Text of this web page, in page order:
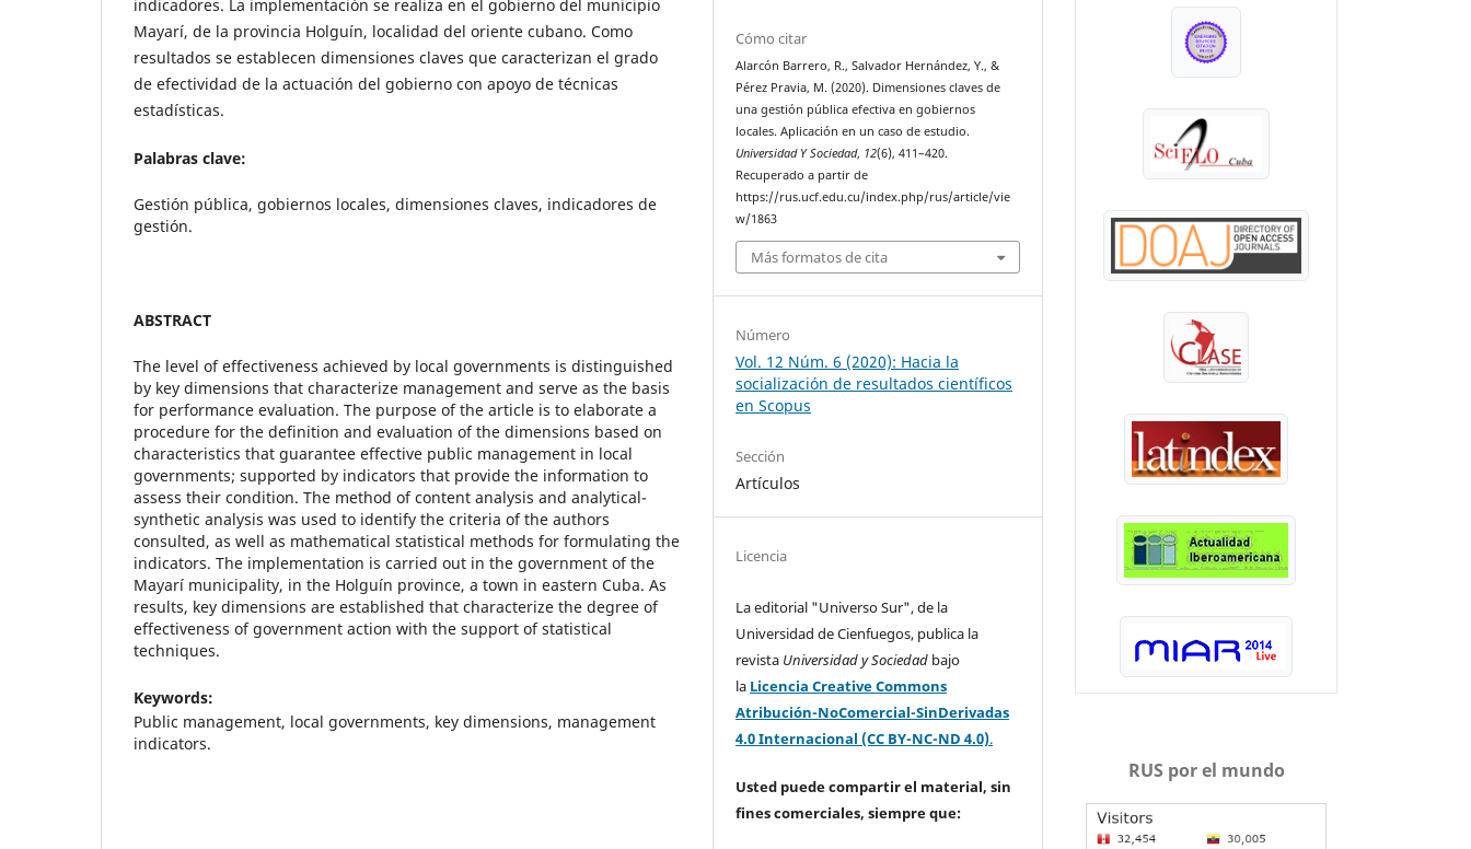
indicadores. La implementación se realiza en el gobierno del municipio
Mayarí, de la provincia Holguín, localidad del oriente cubano. Como
resultados se establecen dimensiones claves que caracterizan el grado
de efectividad de la actuación del gobierno con apoyo de técnicas
estadísticas.
Palabras clave:
Gestión pública, gobiernos locales, dimensiones claves, indicadores de
gestión.
ABSTRACT
The level of effectiveness achieved by local governments is distinguished
by key dimensions that characterize management and serve as the basis
for performance evaluation. The purpose of the article is to elaborate a
procedure for the definition and evaluation of the dimensions based on
characteristics that guarantee effective public management in local
governments; supported by indicators that provide the information to
assess their condition. The method of content analysis and analytical-
synthetic analysis was used to identify the criteria of the authors
consulted, as well as mathematical statistical methods for formulating the
indicators. The implementation is carried out in the government of the
Mayarí municipality, in the Holguín province, a town in eastern Cuba. As
results, key dimensions are established that characterize the degree of
effectiveness of government action with the support of statistical
techniques.
Keywords:
Public management, local governments, key dimensions, management
indicators.
Cómo citar
Alarcón Barrero, R., Salvador Hernández, Y., &
Pérez Pravia, M. (2020). Dimensiones claves de
una gestión pública efectiva en gobiernos
locales. Aplicación en un caso de estudio.
Universidad Y Sociedad, 12(6), 411–420.
Recuperado a partir de
https://rus.ucf.edu.cu/index.php/rus/article/vie
w/1863
Más formatos de cita
Número
Vol. 12 Núm. 6 (2020): Hacia la
socialización de resultados científicos
en Scopus
Sección
Artículos
Licencia
La editorial "Universo Sur", de la
Universidad de Cienfuegos, publica la
revista Universidad y Sociedad bajo
la Licencia Creative Commons
Atribución-NoComercial-SinDerivadas
4.0 Internacional (CC BY-NC-ND 4.0).
Usted puede compartir el material, sin
fines comerciales, siempre que:
RUS por el mundo